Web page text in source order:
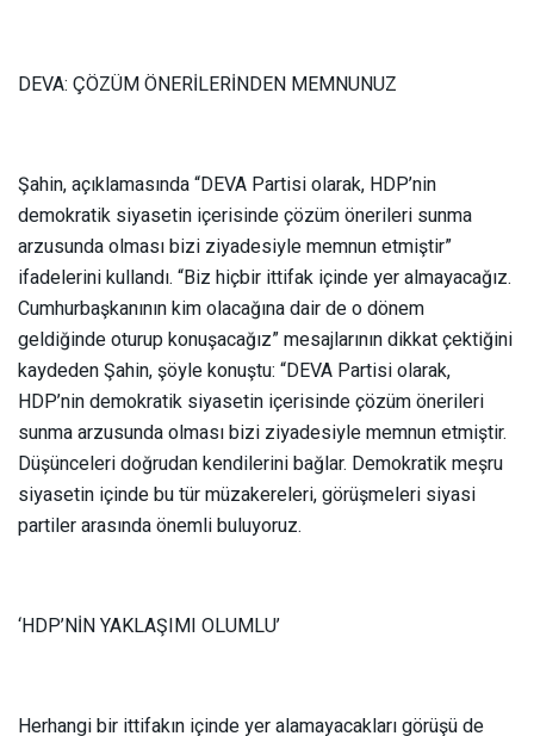
DEVA: ÇÖZÜM ÖNERİLERİNDEN MEMNUNUZ
Şahin, açıklamasında “DEVA Partisi olarak, HDP’nin
demokratik siyasetin içerisinde çözüm önerileri sunma
arzusunda olması bizi ziyadesiyle memnun etmiştir”
ifadelerini kullandı. “Biz hiçbir ittifak içinde yer almayacağız.
Cumhurbaşkanının kim olacağına dair de o dönem
geldiğinde oturup konuşacağız” mesajlarının dikkat çektiğini
kaydeden Şahin, şöyle konuştu: “DEVA Partisi olarak,
HDP’nin demokratik siyasetin içerisinde çözüm önerileri
sunma arzusunda olması bizi ziyadesiyle memnun etmiştir.
Düşünceleri doğrudan kendilerini bağlar. Demokratik meşru
siyasetin içinde bu tür müzakereleri, görüşmeleri siyasi
partiler arasında önemli buluyoruz.
‘HDP’NİN YAKLAŞIMI OLUMLU’
Herhangi bir ittifakın içinde yer alamayacakları görüşü de